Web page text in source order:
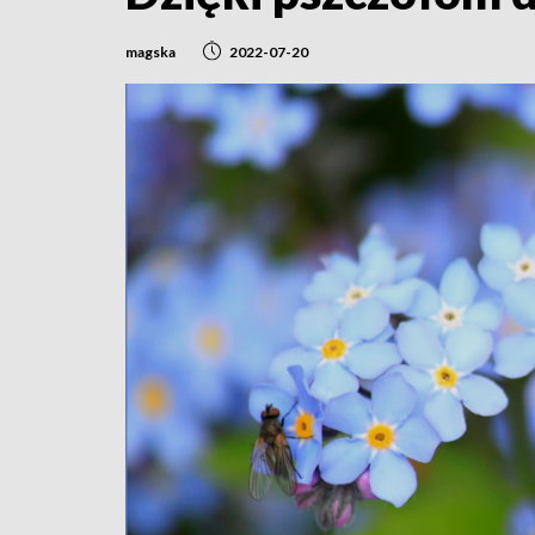
magska 2022-07-20